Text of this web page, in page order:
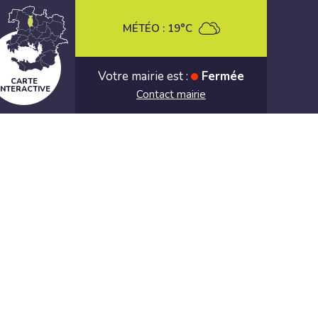
CARTE
MÉTÉO : 19°C
Votre mairie est : Fermée
Contact mairie